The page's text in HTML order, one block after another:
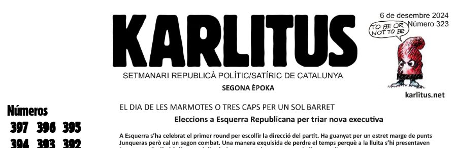
Números
397 396 395